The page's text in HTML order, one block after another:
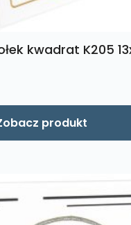
kwadrat K205
produkt